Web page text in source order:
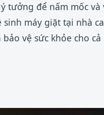
tưởng để nấm mốc và
máy giặt tại nhà
vệ sức khỏe cho cả